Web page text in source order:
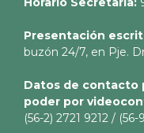
Presentación
buzón 24/7, en Pje.
Datos de contacto
poder por
(56-2) 2721 9212 /